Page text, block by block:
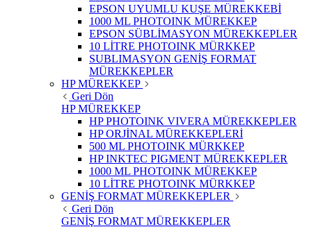
EPSON UYUMLU KUŞE MÜREKKEBİ
1000 ML PHOTOINK MÜREKKEP
EPSON SÜBLİMASYON MÜREKKEPLER
10 LİTRE PHOTOINK MÜRKKEP
SUBLIMASYON GENİŞ FORMAT
MÜREKKEPLER
HP MÜREKKEP
Geri Dön
HP MÜREKKEP
HP PHOTOINK VIVERA MÜREKKEPLER
HP ORJİNAL MÜREKKEPLERİ
500 ML PHOTOINK MÜRKKEP
HP INKTEC PIGMENT MÜREKKEPLER
1000 ML PHOTOINK MÜREKKEP
10 LİTRE PHOTOINK MÜRKKEP
GENİŞ FORMAT MÜREKKEPLER
Geri Dön
GENİŞ FORMAT MÜREKKEPLER